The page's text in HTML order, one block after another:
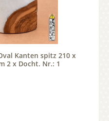
Kanten spitz 210 x
2 x Docht. Nr.: 1